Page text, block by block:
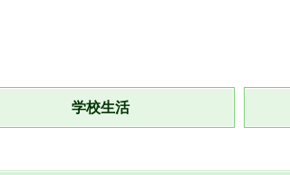
学校生活